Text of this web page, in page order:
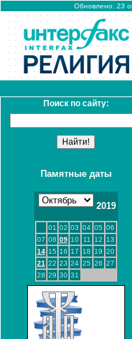
Обновлено: 23
Поиск по сайту:
Памятные даты
2019
01 02 03 04 05 06
07 08 09 10 11 12
13
14 15 16 17 18 19 20
21 22 23 24 25 26 27
28 29 30 31